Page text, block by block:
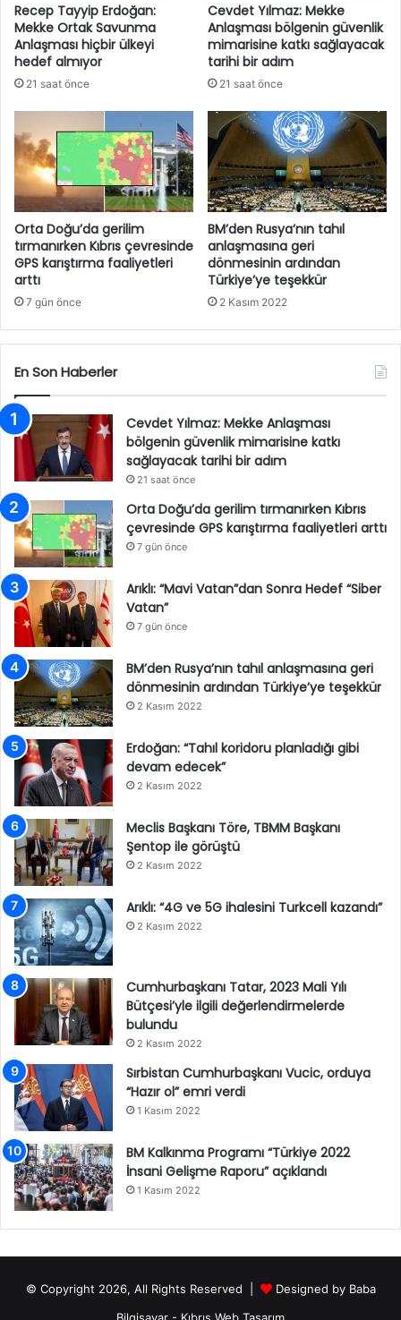
Recep Tayyip Erdoğan:
Mekke Ortak Savunma
Anlaşması hiçbir ülkeyi
hedef almıyor
21 saat önce
Cevdet Yılmaz: Mekke
Anlaşması bölgenin güvenlik
mimarisine katkı sağlayacak
tarihi bir adım
21 saat önce
Orta Doğu’da gerilim
tırmanırken Kıbrıs çevresinde
GPS karıştırma faaliyetleri
arttı
7 gün önce
BM’den Rusya’nın tahıl
anlaşmasına geri
dönmesinin ardından
Türkiye’ye teşekkür
2 Kasım 2022
En Son Haberler
Cevdet Yılmaz: Mekke Anlaşması
bölgenin güvenlik mimarisine katkı
sağlayacak tarihi bir adım
21 saat önce
Orta Doğu’da gerilim tırmanırken Kıbrıs
çevresinde GPS karıştırma faaliyetleri arttı
7 gün önce
Arıklı: “Mavi Vatan”dan Sonra Hedef “Siber
Vatan”
7 gün önce
BM’den Rusya’nın tahıl anlaşmasına geri
dönmesinin ardından Türkiye’ye teşekkür
2 Kasım 2022
Erdoğan: “Tahıl koridoru planladığı gibi
devam edecek”
2 Kasım 2022
Meclis Başkanı Töre, TBMM Başkanı
Şentop ile görüştü
2 Kasım 2022
Arıklı: “4G ve 5G ihalesini Turkcell kazandı”
2 Kasım 2022
Cumhurbaşkanı Tatar, 2023 Mali Yılı
Bütçesi’yle ilgili değerlendirmelerde
bulundu
2 Kasım 2022
Sırbistan Cumhurbaşkanı Vucic, orduya
“Hazır ol” emri verdi
1 Kasım 2022
BM Kalkınma Programı “Türkiye 2022
İnsani Gelişme Raporu” açıklandı
1 Kasım 2022
© Copyright 2026, All Rights Reserved | Designed by Baba
Bilgisayar - Kıbrıs Web Tasarım